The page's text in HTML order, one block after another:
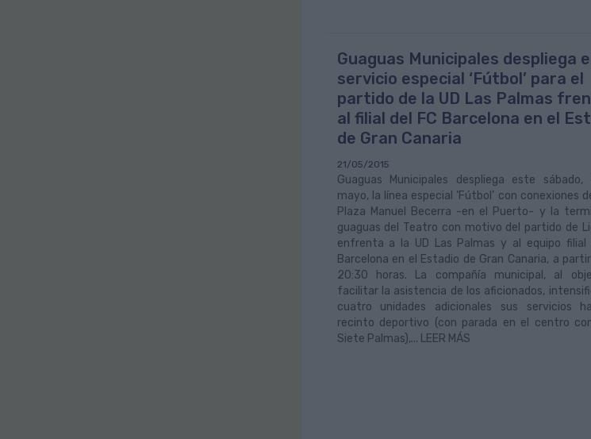
Guaguas Municipales despliega
servicio especial ‘Fútbol’ para el
partido de la UD Las Palmas
al filial del FC Barcelona en el
de Gran Canaria
21/05/2015
Guaguas Municipales despliega este
mayo, la línea especial ‘Fútbol’ con conexiones
Plaza Manuel Becerra -en el Puerto- y la
guaguas del Teatro con motivo del partido de
enfrenta a la UD Las Palmas y al equipo filial
Barcelona en el Estadio de Gran Canaria, a
20:30 horas. La compañía municipal, al
facilitar la asistencia de los aficionados,
cuatro unidades adicionales sus servicios
recinto deportivo (con parada en el centro
Siete Palmas),... LEER MÁS